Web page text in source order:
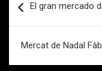
de
El gran mercado
Mercat de Nadal